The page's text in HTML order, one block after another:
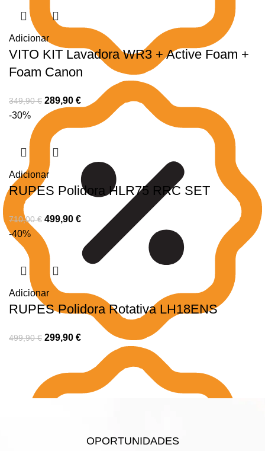
Adicionar
VITO KIT Lavadora WR3 + Active Foam +
Foam Canon
349,90€ 289,90 €
-30%
Adicionar
RUPES Polidora HLR75 RRC SET
710,00€ 499,90 €
-40%
Adicionar
RUPES Polidora Rotativa LH18ENS
499,90€ 299,90 €
OPORTUNIDADES